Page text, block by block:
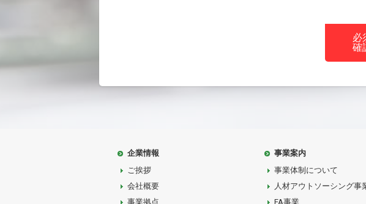
必
確
企業情報
ご挨拶
会社概要
事業拠点
事業案内
事業体制について
人材アウトソーシング事
FA事業